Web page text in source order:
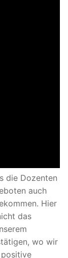
die Dozenten
auch
Hier
das
wo wir
positive